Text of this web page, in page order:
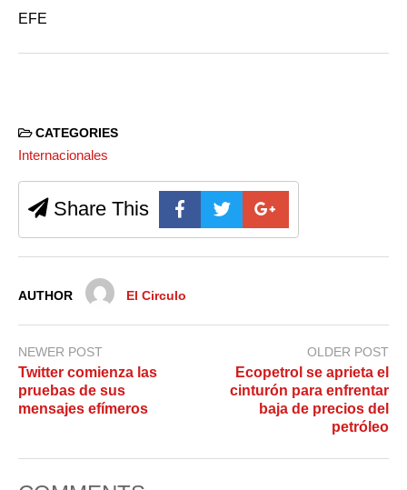
EFE
CATEGORIES
Internacionales
Share This
AUTHOR El Circulo
NEWER POST
Twitter comienza las
pruebas de sus
mensajes efímeros
OLDER POST
Ecopetrol se aprieta el
cinturón para enfrentar
baja de precios del
petróleo